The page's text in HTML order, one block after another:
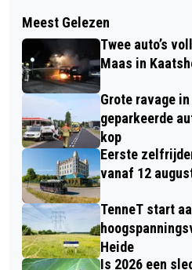
GRATIS
PLUSSERS TIJDENS
‘SPIEGELTJE
BESTELBUS RICHT
AFRIT WAALWIJK-
ONDERZOEKT
Meest Gelezen
Twee auto’s
Maas in
Grote ravage
geparkeerde
kop
Eerste
vanaf 12
TenneT start
Heide
Is 2026 een